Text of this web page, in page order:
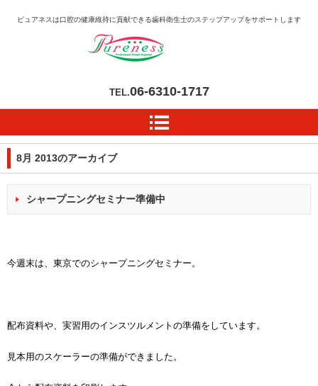
ピュアネスは口腔の健康維持に貢献できる歯科衛生士のステップアップをサポートします
TEL.06-6310-1717
8月 2013のアーカイブ
シャープニングセミナー準備中
今週末は、東京でのシャープニングセミナー。
配布資料や、実習用のインスツルメントの準備をしています。
見本用のスケーラーの準備ができました。